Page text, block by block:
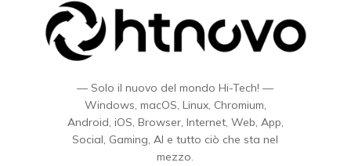
— Solo il nuovo del mondo Hi-Tech! —
Windows, macOS, Linux, Chromium,
Android, iOS, Browser, Internet, Web, App,
Social, Gaming, AI e tutto ciò che sta nel
mezzo.